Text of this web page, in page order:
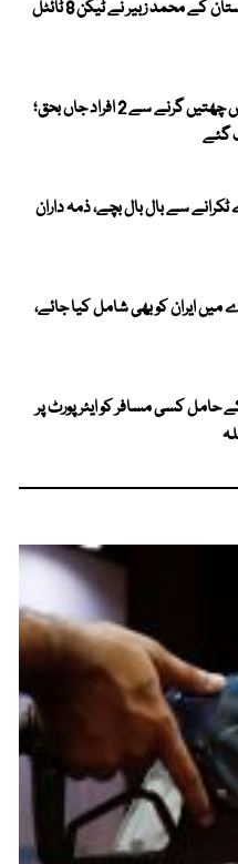
ای اسپورٹس ورلڈ کپ؛ پاکستان کے محمد زبیر نے ٹیکن 8 ٹائٹل
بارشوں کی تباہی؛ قصور میں چھتیں گرنے سے 2 افراد جاں بحق؛
پر 2 طیارے ٹکرانے سے بال بال بچے، ذمہ داران
ایران کو بھی شامل کیا جائے،
کسی مسافر کو ایئرپورٹ پر